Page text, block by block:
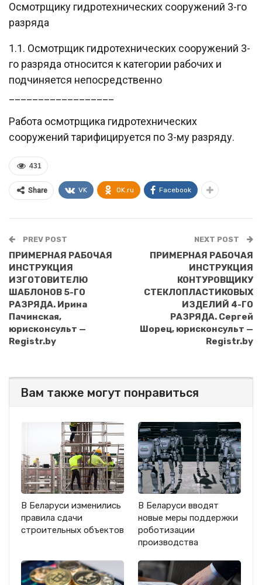
Осмотрщику гидротехнических сооружений 3-го
разряда
1.1. Осмотрщик гидротехнических сооружений 3-
го разряда относится к категории рабочих и
подчиняется непосредственно
Работа осмотрщика гидротехнических
сооружений тарифицируется по 3-му разряду.
431
Share VK OK.ru Facebook
PREV POST
ПРИМЕРНАЯ РАБОЧАЯ
ИНСТРУКЦИЯ
ИЗГОТОВИТЕЛЮ
ШАБЛОНОВ 5-ГО
РАЗРЯДА. Ирина
Пачинская,
юрисконсульт —
Registr.by
NEXT POST
ПРИМЕРНАЯ РАБОЧАЯ
ИНСТРУКЦИЯ
КОНТУРОВЩИКУ
СТЕКЛОПЛАСТИКОВЫХ
ИЗДЕЛИЙ 4-ГО
РАЗРЯДА. Сергей
Шорец, юрисконсульт —
Registr.by
Вам также могут понравиться
В Беларуси изменились
правила сдачи
строительных объектов
В Беларуси вводят
новые меры поддержки
роботизации
производства